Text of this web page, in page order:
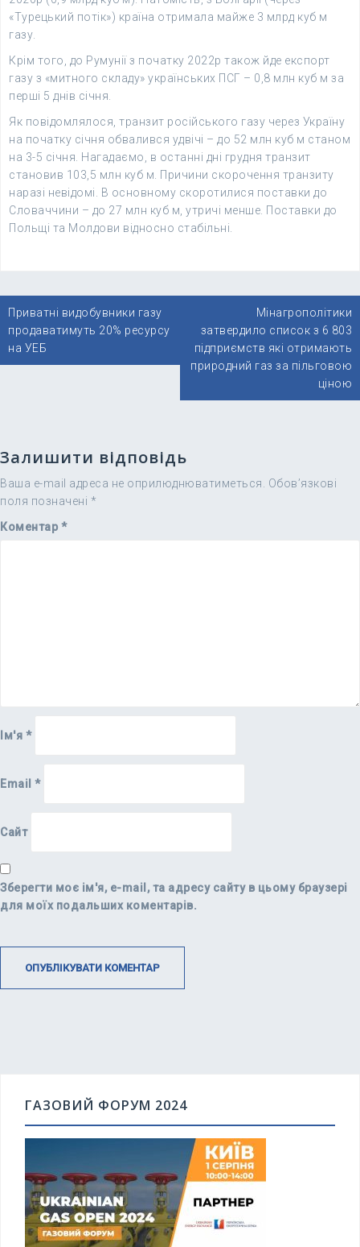
«Турецький потік») країна отримала майже 3 млрд куб м
газу.
Крім того, до Румунії з початку 2022р також йде експорт
газу з «митного складу» українських ПСГ – 0,8 млн куб м за
перші 5 днів січня.
Як повідомлялося, транзит російського газу через Україну
на початку січня обвалився удвічі – до 52 млн куб м станом
на 3-5 січня. Нагадаємо, в останні дні грудня транзит
становив 103,5 млн куб м. Причини скорочення транзиту
наразі невідомі. В основному скоротилися поставки до
Словаччини – до 27 млн куб м, утричі менше. Поставки до
Польщі та Молдови відносно стабільні.
Навігація
записів
Приватні видобувники газу
продаватимуть 20% ресурсу
на УЕБ
Мінагрополітики
затвердило список з 6 803
підприємств які отримають
природний газ за пільговою
ціною
Залишити відповідь
Ваша e-mail адреса не оприлюднюватиметься.
Обов’язкові
поля позначені *
Коментар *
Ім'я *
Email *
Сайт
Зберегти моє ім'я, e-mail, та адресу сайту в цьому браузері
для моїх подальших коментарів.
ГАЗОВИЙ ФОРУМ 2024